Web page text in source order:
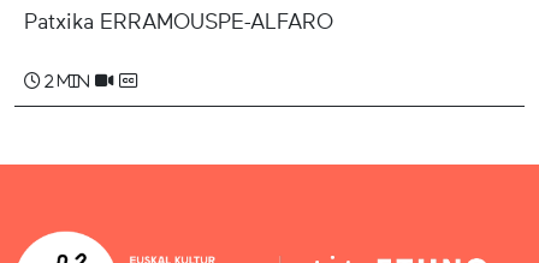
Patxika ERRAMOUSPE-ALFARO
2 min